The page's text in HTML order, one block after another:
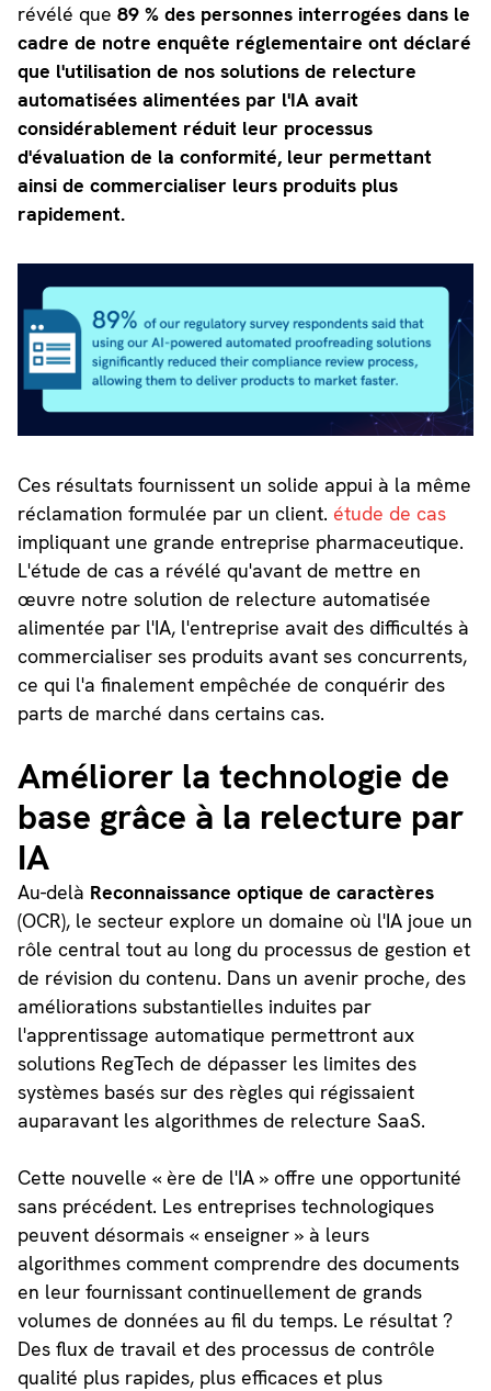
révélé que 89 % des personnes interrogées dans le
cadre de notre enquête réglementaire ont déclaré
que l'utilisation de nos solutions de relecture
automatisées alimentées par l'IA avait
considérablement réduit leur processus
d'évaluation de la conformité, leur permettant
ainsi de commercialiser leurs produits plus
rapidement.
Ces résultats fournissent un solide appui à la même
réclamation formulée par un client. étude de cas
impliquant une grande entreprise pharmaceutique.
L'étude de cas a révélé qu'avant de mettre en
œuvre notre solution de relecture automatisée
alimentée par l'IA, l'entreprise avait des difficultés à
commercialiser ses produits avant ses concurrents,
ce qui l'a finalement empêchée de conquérir des
parts de marché dans certains cas.
Améliorer la technologie de
base grâce à la relecture par
IA
Au-delà Reconnaissance optique de caractères
(OCR), le secteur explore un domaine où l'IA joue un
rôle central tout au long du processus de gestion et
de révision du contenu. Dans un avenir proche, des
améliorations substantielles induites par
l'apprentissage automatique permettront aux
solutions RegTech de dépasser les limites des
systèmes basés sur des règles qui régissaient
auparavant les algorithmes de relecture SaaS.
Cette nouvelle « ère de l'IA » offre une opportunité
sans précédent. Les entreprises technologiques
peuvent désormais « enseigner » à leurs
algorithmes comment comprendre des documents
en leur fournissant continuellement de grands
volumes de données au fil du temps. Le résultat ?
Des flux de travail et des processus de contrôle
qualité plus rapides, plus efficaces et plus